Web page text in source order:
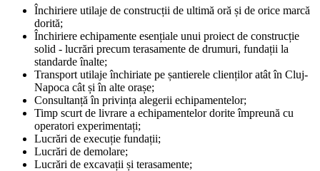
Închiriere utilaje de construcții de ultimă oră și de orice marcă
dorită;
Închiriere echipamente esențiale unui proiect de construcție
solid - lucrări precum terasamente de drumuri, fundații la
standarde înalte;
Transport utilaje închiriate pe șantierele clienților atât în Cluj-
Napoca cât și în alte orașe;
Consultanță în privința alegerii echipamentelor;
Timp scurt de livrare a echipamentelor dorite împreună cu
operatori experimentați;
Lucrări de execuție fundații;
Lucrări de demolare;
Lucrări de excavații și terasamente;